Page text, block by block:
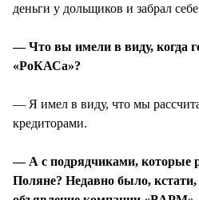
деньги у дольщиков и забрал
— Что вы имели в виду, когда
«РоКАСа»?
— Я имел в виду, что мы
кредиторами.
— А с подрядчиками, которые
Поляне? Недавно было,